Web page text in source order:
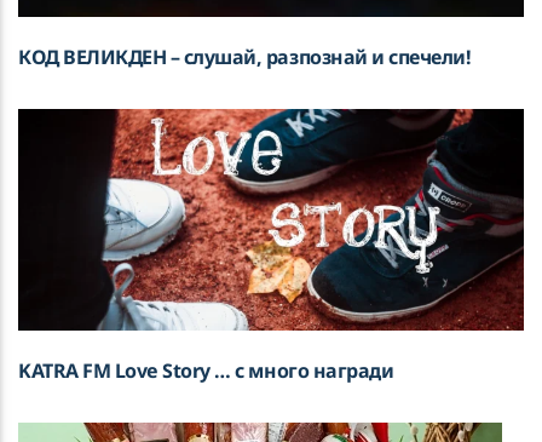
КОД ВЕЛИКДЕН – слушай, разпознай и спечели!
KATRA FM Love Story … с много награди